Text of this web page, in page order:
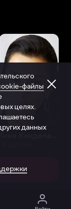
файлы
целях.
данных